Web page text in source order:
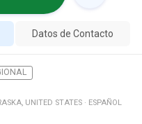
Datos de Contacto
, UNITED STATES · ESPAÑOL